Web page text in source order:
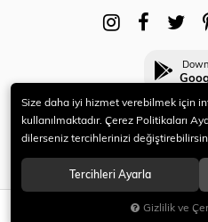
© 2021 HERYENİ.
Size daha iyi hizmet verebilmek için
kullanılmaktadır. Çerez Politikaları
dilerseniz tercihlerinizi
Tercihleri Ayarla
Gizlilik ve